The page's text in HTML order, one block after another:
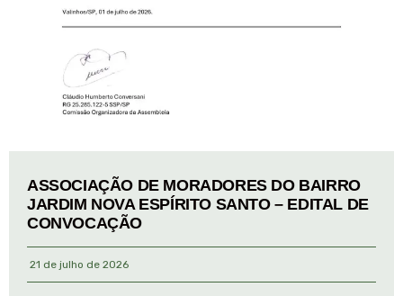
ASSOCIAÇÃO DE MORADORES DO BAIRRO
JARDIM NOVA ESPÍRITO SANTO – EDITAL DE
CONVOCAÇÃO
21 de julho de 2026